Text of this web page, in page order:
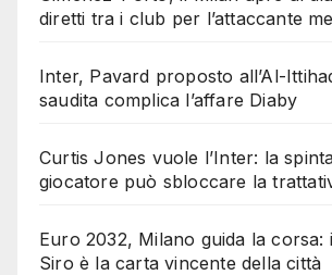
diretti tra i club per l’attaccante
Inter, Pavard proposto all’Al-
saudita complica l’affare Diaby
Curtis Jones vuole l’Inter: la
giocatore può sbloccare la
Euro 2032, Milano guida la corsa:
Siro è la carta vincente della città